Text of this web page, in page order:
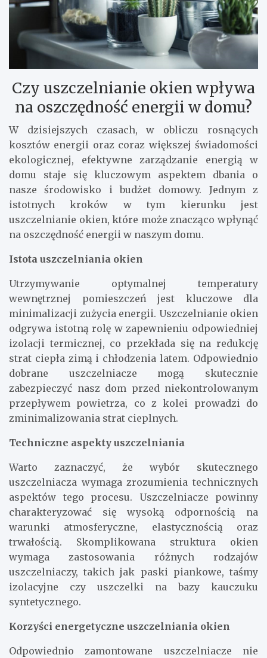
Czy uszczelnianie okien wpływa
na oszczędność energii w domu?
W dzisiejszych czasach, w obliczu rosnących
kosztów energii oraz coraz większej świadomości
ekologicznej, efektywne zarządzanie energią w
domu staje się kluczowym aspektem dbania o
nasze środowisko i budżet domowy. Jednym z
istotnych kroków w tym kierunku jest
uszczelnianie okien, które może znacząco wpłynąć
na oszczędność energii w naszym domu.
Istota uszczelniania okien
Utrzymywanie optymalnej temperatury
wewnętrznej pomieszczeń jest kluczowe dla
minimalizacji zużycia energii. Uszczelnianie okien
odgrywa istotną rolę w zapewnieniu odpowiedniej
izolacji termicznej, co przekłada się na redukcję
strat ciepła zimą i chłodzenia latem. Odpowiednio
dobrane uszczelniacze mogą skutecznie
zabezpieczyć nasz dom przed niekontrolowanym
przepływem powietrza, co z kolei prowadzi do
zminimalizowania strat cieplnych.
Techniczne aspekty uszczelniania
Warto zaznaczyć, że wybór skutecznego
uszczelniacza wymaga zrozumienia technicznych
aspektów tego procesu. Uszczelniacze powinny
charakteryzować się wysoką odpornością na
warunki atmosferyczne, elastycznością oraz
trwałością. Skomplikowana struktura okien
wymaga zastosowania różnych rodzajów
uszczelniaczy, takich jak paski piankowe, taśmy
izolacyjne czy uszczelki na bazy kauczuku
syntetycznego.
Korzyści energetyczne uszczelniania okien
Odpowiednio zamontowane uszczelniacze nie